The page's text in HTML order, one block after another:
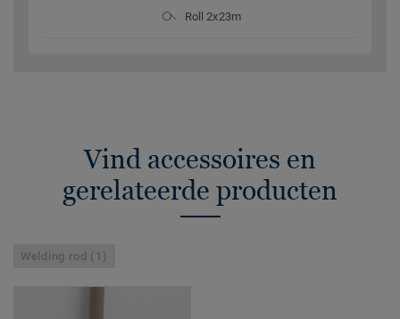
Roll 2x23m
Vind accessoires en
gerelateerde producten
Welding rod (1)